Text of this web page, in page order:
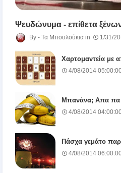
Ψευδώνυμα - επίθετα
Τα Μπουλούκια 1/31/
Χαρτομαντεία με
4/08/2014
Μπανάνα; Απα πα
4/08/2014
Πάσχα γεμάτο
4/08/2014